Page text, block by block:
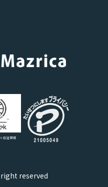
認証取得
reserved